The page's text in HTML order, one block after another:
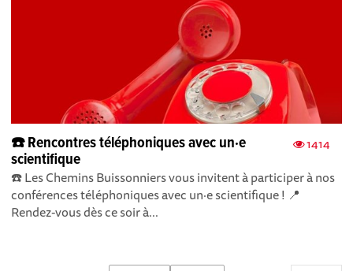
1414
☎️ Rencontres téléphoniques avec un·e
scientifique
☎️ Les Chemins Buissonniers vous invitent à participer à nos
conférences téléphoniques avec un·e scientifique ! 📍
Rendez-vous dès ce soir à...